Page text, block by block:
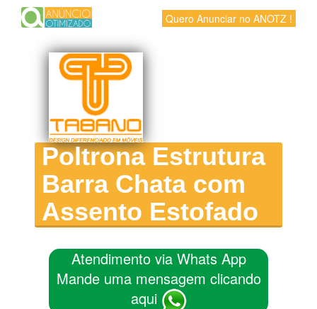
Quero Anunciar no ANOTZ !
Poltrona Estrutura
Barra Chata com
Assento Estofado
Atendimento via Whats App
Mande uma mensagem clicando
aqui